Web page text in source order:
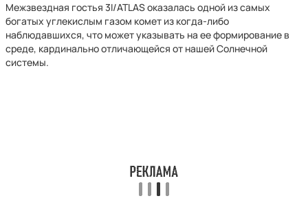
Межзвездная гостья 3I/ATLAS оказалась одной из самых
богатых углекислым газом комет из когда-либо
наблюдавшихся, что может указывать на ее формирование в
среде, кардинально отличающейся от нашей Солнечной
системы.